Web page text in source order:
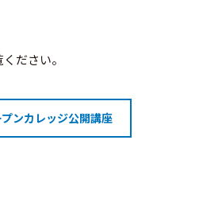
ださい。
ンカレッジ公開講座